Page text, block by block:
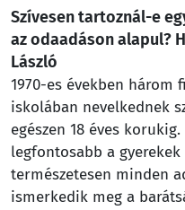
Szívesen tartoznál-e
az odaadáson alapul?
László
1970-es években három
iskolában nevelkednek
egészen 18 éves
legfontosabb a gyerekek
természetesen minden
ismerkedik meg a